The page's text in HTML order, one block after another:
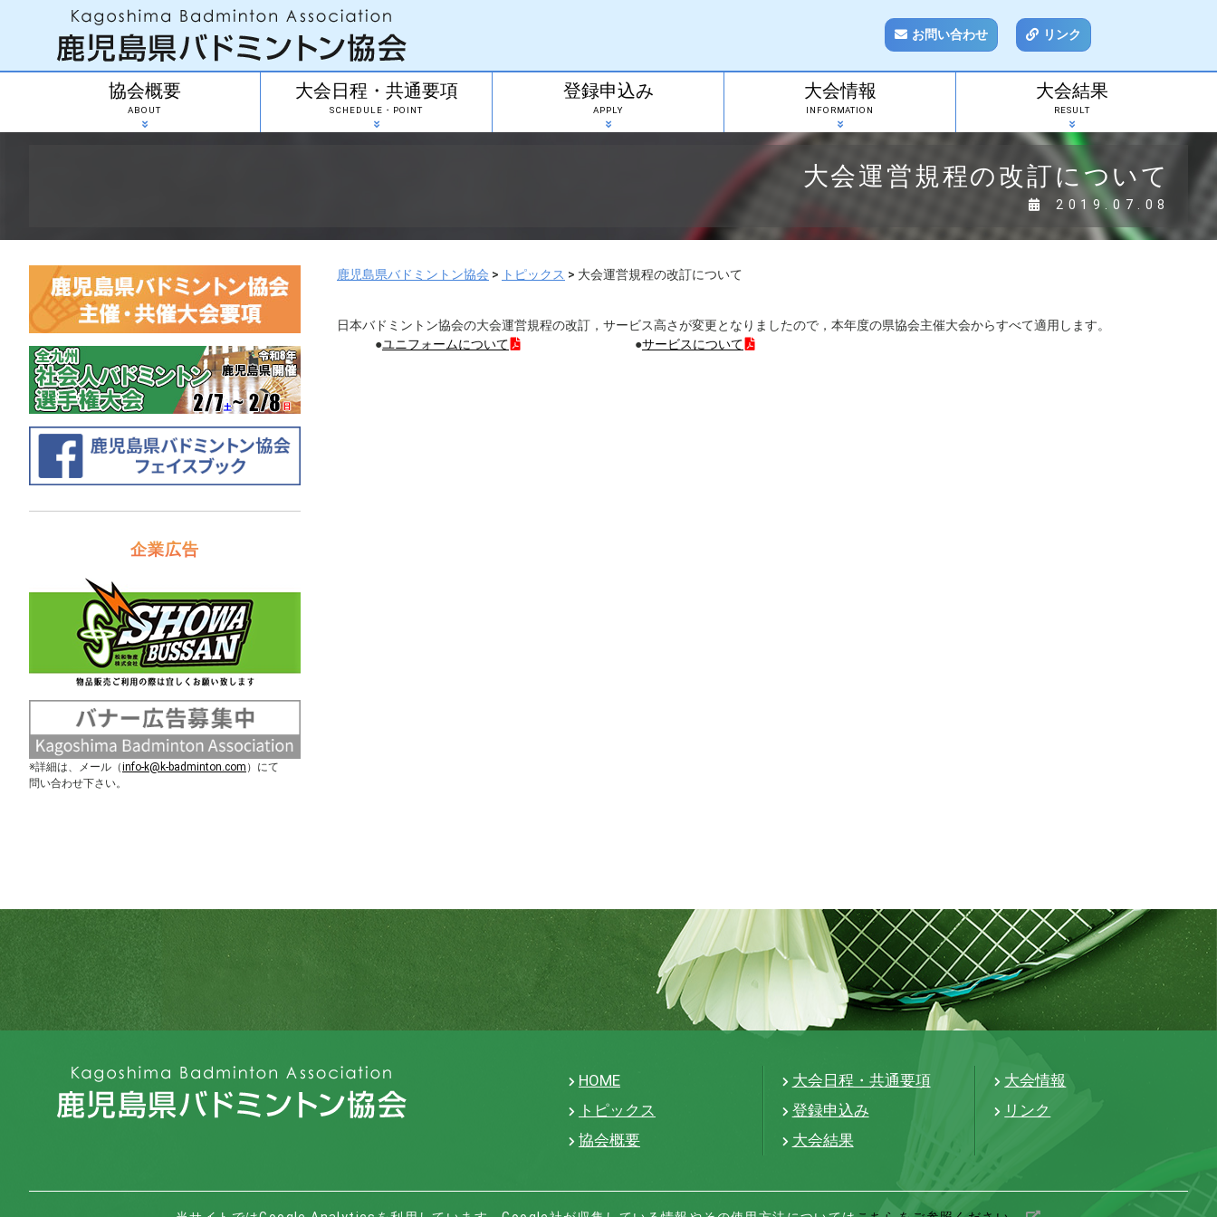
お問い合わせ リンク
協会概要
ABOUT
大会日程・共通要項
SCHEDULE・POINT
登録申込み
APPLY
大会情報
INFORMATION
大会結果
RESULT
大会運営規程の改訂について
2019.07.08
鹿児島県バドミントン協会 > トピックス > 大会運営規程の改訂について
日本バドミントン協会の大会運営規程の改訂，サービス高さが変更となりましたので，本年度の県協会主催大会からすべて適用します。
●ユニフォームについて ●サービスについて
企業広告
※詳細は、メール（info-k@k-badminton.com ）にて
問い合わせ下さい。
HOME
トピックス
協会概要
大会日程・共通要項
登録申込み
大会結果
大会情報
リンク